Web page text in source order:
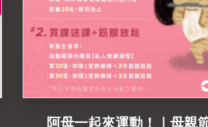
阿母一起來運動！｜母親